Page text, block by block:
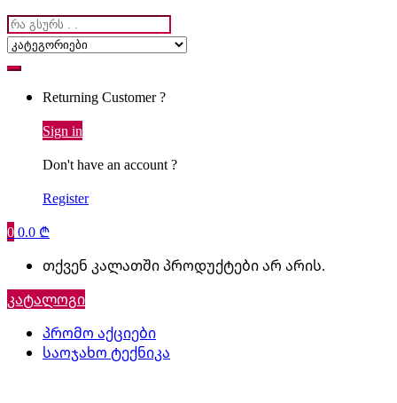
Search
for:
Returning Customer ?
Sign in
Don't have an account ?
Register
00.0 ₾
თქვენ კალათში პროდუქტები არ არის.
კატალოგი
პრომო აქციები
საოჯახო ტექნიკა